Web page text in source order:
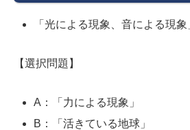
「光による現象、音による現
【選択問題】
A：「力による現象」
B：「活きている地球」